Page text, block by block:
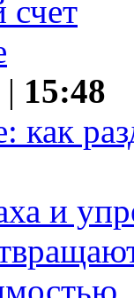
15:48
как